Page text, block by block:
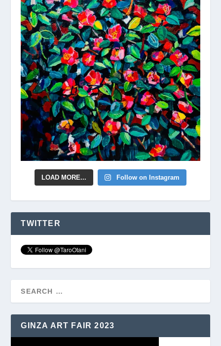
LOAD MORE... Follow on Instagram
TWITTER
GINZA ART FAIR 2023